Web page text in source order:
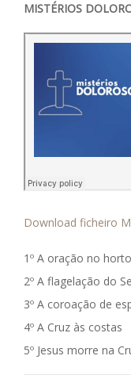
MISTÉRIOS
Download ficheiro
1º A oração no horto
2º A flagelação do
3º A coroação de
4º A Cruz às costas
5º Jesus morre na